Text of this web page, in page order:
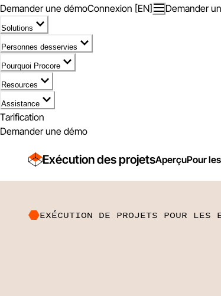
Demander une démoConnexion [EN] Demander
Solutions
Personnes desservies
Pourquoi Procore
Resources
Assistance
Tarification
Demander une démo
Exécution des projetsAperçuPour
EXÉCUTION DE PROJETS POUR LES